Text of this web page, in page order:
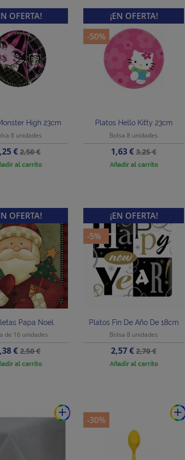
High 23cm
8 unidades
€Precio
base
2,50 €
al carrito
OFERTA!
Platos Hello Kitty 23cm
Bolsa 8 unidades
Precio
1,63 €Precio
base
3,25 €
Añadir al carrito
¡EN OFERTA!
-50%
Papa Noel
de 16 unidades
€Precio
base
2,50 €
al carrito
OFERTA!
Platos Fin De Año De 18cm
Bolsa 8 unidades
Precio
2,57 €Precio
base
2,70 €
Añadir al carrito
¡EN OFERTA!
-5%
add add
-30%